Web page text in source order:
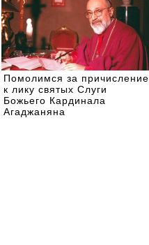
Помолимся за причисление
к лику святых Слуги
Божьего Кардинала
Агаджаняна